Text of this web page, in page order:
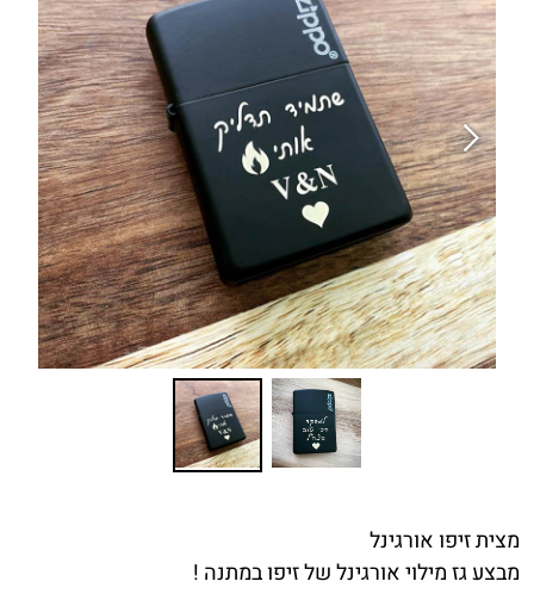
מצית זיפו אורגינל
מבצע גז מילוי אורגינל של זיפו במתנה !